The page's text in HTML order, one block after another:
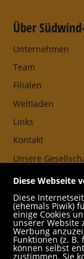
Über
Unternehmen
Team
Filialen
Weltladen
Links
Kontakt
Unsere
AGB
Impressum
Datenschutz-
Freund:innen
Service
Diese Webseite
Diese
(ehemals Piwik)
einige Cookies
unserer Website
Werbung
Funktionen (z.
können selbst
zustimmen. Sie